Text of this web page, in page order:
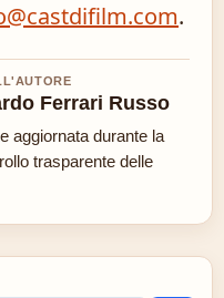
.
Ferrari Russo
aggiornata durante la
trasparente delle